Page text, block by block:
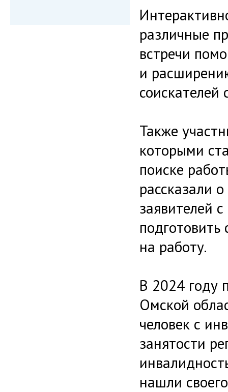
различные
встречи
и
соискателей
Также
которыми
поиске
рассказали
заявителей
на работу.
В 2024 году
Омской
человек с
занятости
нашли